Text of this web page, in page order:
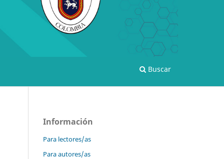
Buscar
Información
Para lectores/as
Para autores/as